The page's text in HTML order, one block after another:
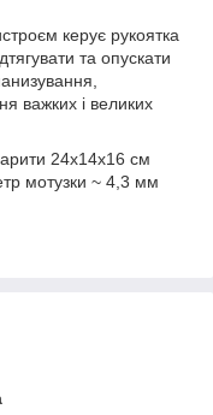
керує рукоятка
та опускати
важких і великих
24х14х16 см
мотузки ~ 4,3 мм